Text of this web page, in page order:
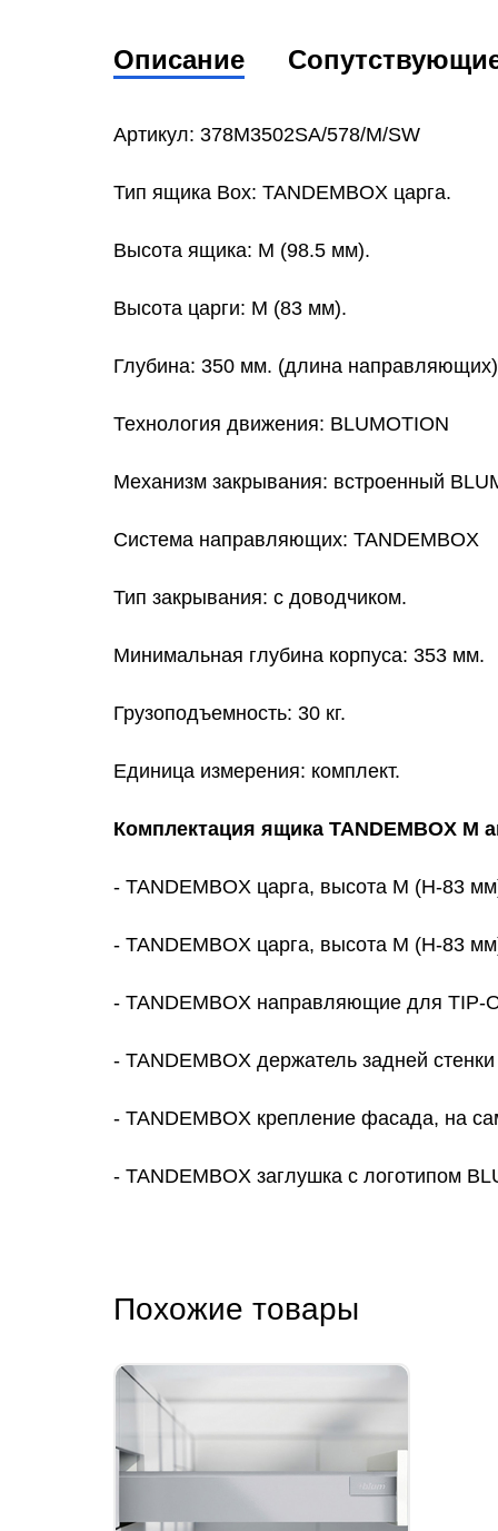
Описание
Артикул: 378M3502SA/578/M/SW
Тип ящика Box: TANDEMBOX царга.
Высота ящика: M (98.5 мм).
Высота царги: M (83 мм).
Глубина: 350 мм. (длина
Технология движения: BLUMOTION
Механизм закрывания: встроенный
Система направляющих: TANDEMBOX
Тип закрывания: c доводчиком.
Минимальная глубина корпуса: 353 мм.
Грузоподъемность: 30 кг.
Единица измерения: комплект.
Комплектация ящика TANDEMBOX M
- TANDEMBOX царга, высота M (Н-83
- TANDEMBOX царга, высота M (Н-83
- TANDEMBOX направляющие для TIP-
- TANDEMBOX держатель задней
- TANDEMBOX крепление фасада, на
- TANDEMBOX заглушка с логотипом
Похожие товары